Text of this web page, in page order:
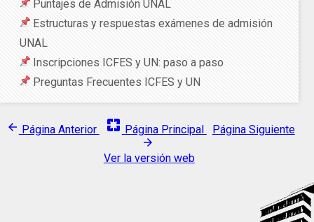
Puntajes de Admisión UNAL
Estructuras y respuestas exámenes de admisión
UNAL
Inscripciones ICFES y UN: paso a paso
Preguntas Frecuentes ICFES y UN
arrow_back Página Anterior pages Página Principal Página Siguiente
arrow_forward
Ver la versión web